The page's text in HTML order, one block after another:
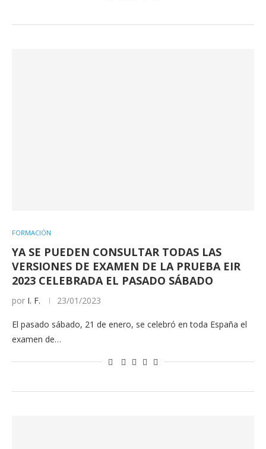
FORMACIÓN
YA SE PUEDEN CONSULTAR TODAS LAS
VERSIONES DE EXAMEN DE LA PRUEBA EIR
2023 CELEBRADA EL PASADO SÁBADO
por I. F. 23/01/2023
El pasado sábado, 21 de enero, se celebró en toda España el
examen de…